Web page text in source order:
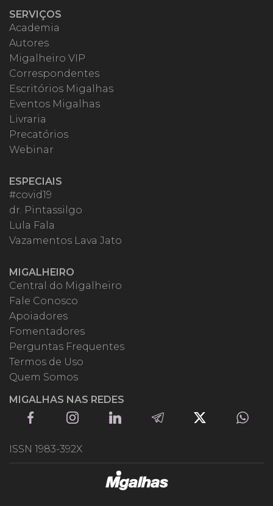
SERVIÇOS
Academia
Autores
Migalheiro VIP
Correspondentes
Escritórios Migalhas
Eventos Migalhas
Livraria
Precatórios
Webinar
ESPECIAIS
#covid19
dr. Pintassilgo
Lula Fala
Vazamentos Lava Jato
MIGALHEIRO
Central do Migalheiro
Fale Conosco
Apoiadores
Fomentadores
Perguntas Frequentes
Termos de Uso
Quem Somos
MIGALHAS NAS REDES
ISSN 1983-392X